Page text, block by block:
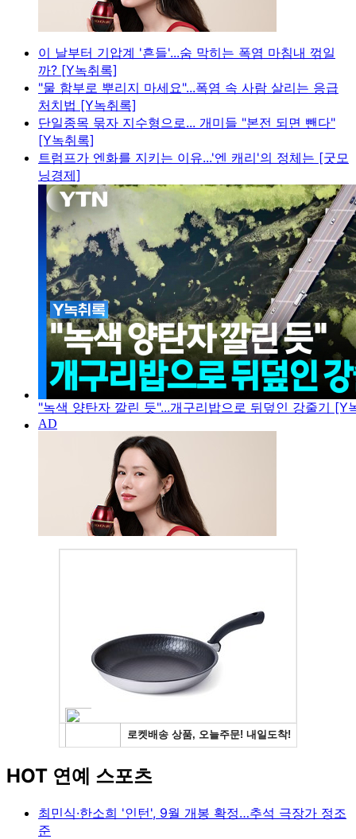
이 날부터 기압계 '흔들'...숨 막히는 폭염 마침내 꺾일
까? [Y녹취록]
"물 함부로 뿌리지 마세요"...폭염 속 사람 살리는 응급
처치법 [Y녹취록]
단일종목 묶자 지수형으로... 개미들 "본전 되면 뺀다"
[Y녹취록]
트럼프가 엔화를 지키는 이유...'엔 캐리'의 정체는 [굿모
닝경제]
"녹색 양탄자 깔린 듯"...개구리밥으로 뒤덮인 강줄기 [Y
HOT 연예 스포츠
최민식·한소희 '인턴', 9월 개봉 확정…추석 극장가 정조
준